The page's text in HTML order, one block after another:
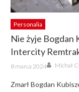
Personalia
Nie żyje Bogdan
Intercity
Posted
on
8 marca 2024 Author
Michał
Zmarł Bogdan